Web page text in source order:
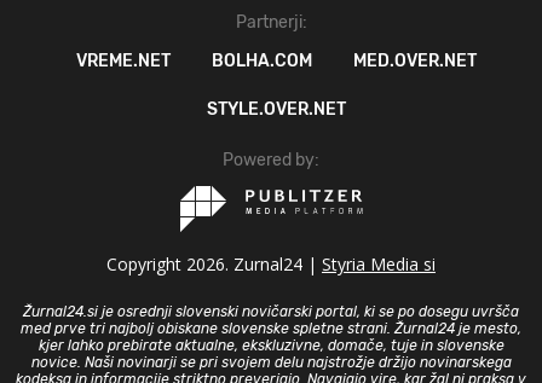
Partnerji:
VREME.NET
BOLHA.COM MED.OVER.NET
STYLE.OVER.NET
Powered by:
Copyright 2026. Zurnal24 | Styria Media si
Žurnal24.si je osrednji slovenski novičarski portal, ki se po dosegu uvršča
med prve tri najbolj obiskane slovenske spletne strani. Žurnal24 je mesto,
kjer lahko prebirate aktualne, ekskluzivne, domače, tuje in slovenske
novice. Naši novinarji se pri svojem delu najstrožje držijo novinarskega
kodeksa in informacije striktno preverjajo. Navajajo vire, kar žal ni praksa v